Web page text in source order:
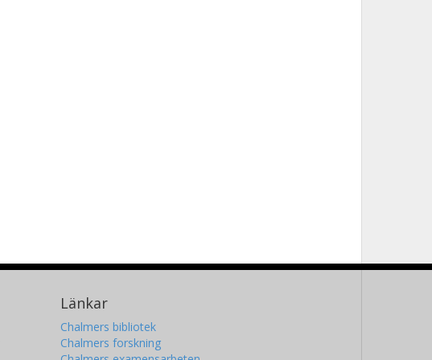
Länkar
Chalmers bibliotek
Chalmers forskning